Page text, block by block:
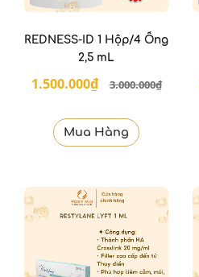
REDNESS-ID 1 Hộp/4 Ống
2,5 mL
1.500.000₫ 3.000.000₫
Mua Hàng